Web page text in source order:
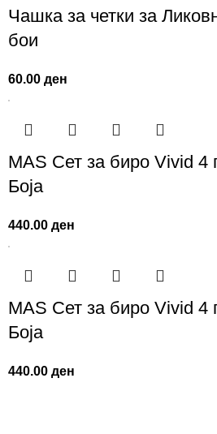
Чашка за четки за
бои
60.00ден
MAS Сет за биро Vivid
Боја
440.00ден
MAS Сет за биро Vivid
Боја
440.00ден